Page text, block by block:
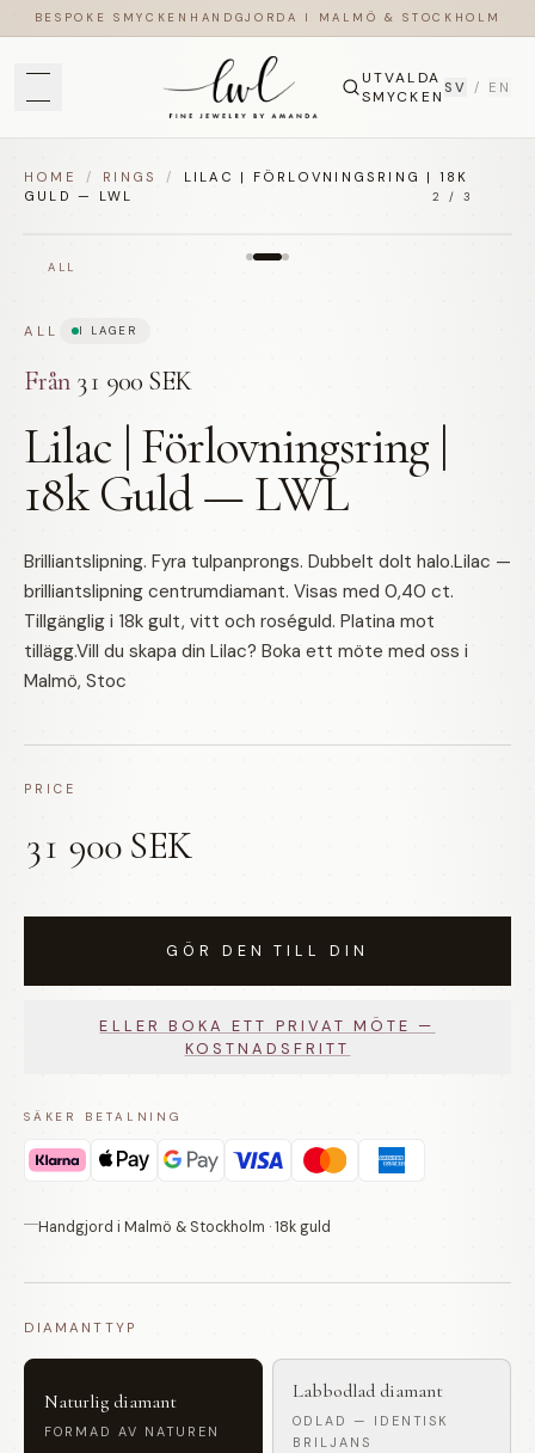
BESPOKE SMYCKEN HANDGJORDA I MALMÖ & STOCKHOLM
UTVALDA
SMYCKEN SV / EN
HOME / RINGS /
LILAC | FÖRLOVNINGSRING | 18K
GULD — LWL
ALL
2 / 3
ALL I LAGER
Från 31 900 SEK
Lilac | Förlovningsring |
18k Guld — LWL
Brilliantslipning. Fyra tulpanprongs. Dubbelt dolt halo.Lilac —
brilliantslipning centrumdiamant. Visas med 0,40 ct.
Tillgänglig i 18k gult, vitt och roséguld. Platina mot
tillägg.Vill du skapa din Lilac? Boka ett möte med oss i
Malmö, Stoc
PRICE
31 900 SEK
GÖR DEN TILL DIN
ELLER BOKA ETT PRIVAT MÖTE —
KOSTNADSFRITT
SÄKER BETALNING
Handgjord i Malmö & Stockholm · 18k guld
DIAMANTTYP
Naturlig diamant
FORMAD AV NATUREN
Labbodlad diamant
ODLAD — IDENTISK
BRILJANS